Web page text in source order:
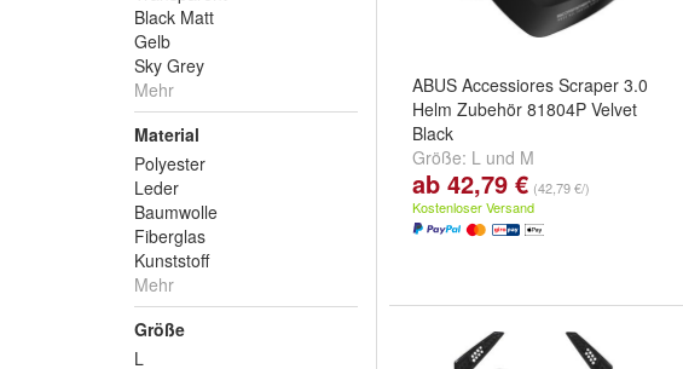
Black Matt
Gelb
Sky Grey
Mehr
Material
Polyester
Leder
Baumwolle
Fiberglas
Kunststoff
Mehr
Größe
L
ABUS Accessiores Scraper 3.0
Helm Zubehör 81804P Velvet
Black
Größe: L und M
ab 42,79 € (42,79 €/)
Kostenloser Versand